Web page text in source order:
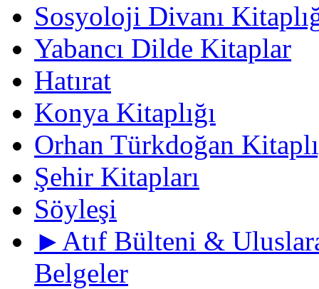
Sosyoloji Divanı
Yabancı Dilde Kitaplar
Hatırat
Konya Kitaplığı
Orhan Türkdoğan
Şehir Kitapları
Söyleşi
►Atıf Bülteni &
Belgeler